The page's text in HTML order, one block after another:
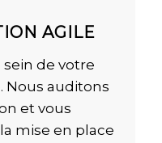
AGILE
sein de votre
Nous auditons
et vous
mise en place